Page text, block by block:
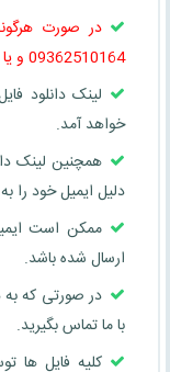
در صورت
09362510164 و یا ایدی salimdabes1 پیغام ارسال نمایید.
لینک دانلود
خواهد آمد.
همچنین لینک
دلیل ایمیل خود را
ارسال شده باشد.
در صورتی که به
با ما تماس بگیرید.
کلیه فایل ها